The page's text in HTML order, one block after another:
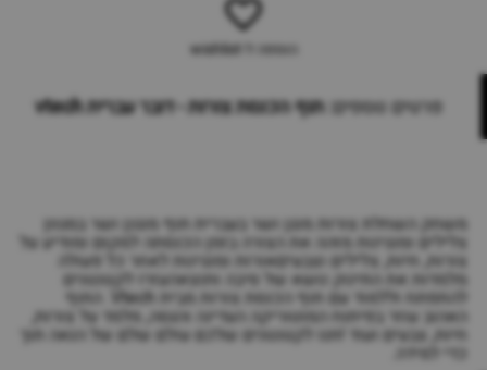
הוספה ל-wishlist
פרטים נוספים:תוף הכנסת צורות - דובר עברית vtech
משחק השחלת צורות מנגן ושר בעברית תוף מנגנן ושר במגוון
צלילים ומנגינות מזהה את הצורה בזמן הכנסתה למקום ומודיע על
צורות, חיות, צלילים וצבעיםאורות ומנגינות לאחר כל פעולה
מלמדות את התינוק נושא של סיבה ותוצאהעזרו לקטנטנים
להתפתח וללמוד עם תוף הכנסת צורות מבית Vtech. התוף
האהוב עוזר בפיתוח המוטוריקה העדינה והגסה, מלמד על צורות,
חיות, צבעים ועוד !תנו לקטנטנים שלכם עולם שלם של הנאה תוך
כדי למידה.